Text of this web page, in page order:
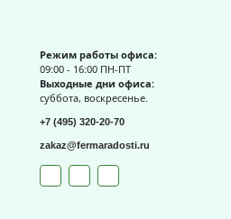
Режим работы офиса:
09:00 - 16:00 ПН-ПТ
Выходные дни офиса:
суббота, воскресенье.
+7 (495) 320-20-70
zakaz@fermaradosti.ru